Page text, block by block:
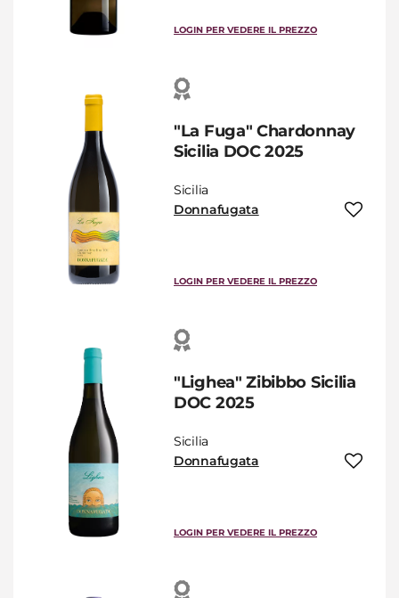
LOGIN PER VEDERE IL PREZZO
"La Fuga" Chardonnay
Sicilia DOC 2025
Sicilia
Donnafugata
LOGIN PER VEDERE IL PREZZO
"Lighea" Zibibbo Sicilia
DOC 2025
Sicilia
Donnafugata
LOGIN PER VEDERE IL PREZZO